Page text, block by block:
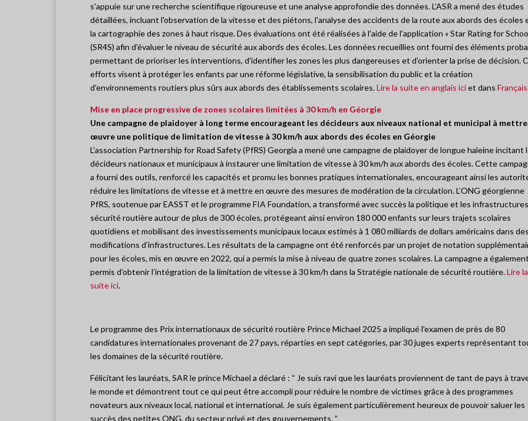
s'appuie sur une recherche scientifique rigoureuse et une analyse approfondie des données. L'ASR a mené des études
détaillées, incluant l'observation de la vitesse et des piétons, l'analyse des accidents de la route aux abords des écoles
la cartographie des zones à haut risque. Des évaluations ont été réalisées à l'aide de l'application « Star Rating for
(SR4S) afin d'évaluer le niveau de sécurité aux abords des écoles. Les données recueillies ont fourni des éléments
permettant de prioriser les interventions, d'identifier les zones les plus dangereuses et d'orienter la prise de décision.
efforts visent à protéger les enfants par une réforme législative, la sensibilisation du public et la création
d'environnements routiers plus sûrs aux abords des établissements scolaires.Lire la suite en anglais iciet dans
Mise en place progressive de zones scolaires limitées à 30 km/h en Géorgie
Une campagne de plaidoyer à long terme encourageant les décideurs aux niveaux national et municipal à mettre
œuvre une politique de limitation de vitesse à 30 km/h aux abords des écoles en Géorgie
L’association Partnership for Road Safety (PfRS) Georgia a mené une campagne de plaidoyer de longue haleine incitant
décideurs nationaux et municipaux à instaurer une limitation de vitesse à 30 km/h aux abords des écoles. Cette
a fourni des outils, renforcé les capacités et promu les bonnes pratiques internationales, encourageant ainsi les
réduire les limitations de vitesse et à mettre en œuvre des mesures de modération de la circulation. L’ONG géorgienne
PfRS, soutenue par EASST et le programme FIA Foundation, a transformé avec succès la politique et les
sécurité routière autour de plus de 300 écoles, protégeant ainsi environ 180 000 enfants sur leurs trajets scolaires
quotidiens et mobilisant des investissements municipaux locaux estimés à 1 080 milliards de dollars américains dans des
modifications d’infrastructures. Les résultats de la campagne ont été renforcés par un projet de notation
pour les écoles, mis en œuvre en 2022, qui a permis la mise à niveau de quatre zones scolaires. La campagne a également
permis d’obtenir l’intégration de la limitation de vitesse à 30 km/h dans la Stratégie nationale de sécurité routière.Lire la
suite ici.
Le programme des Prix internationaux de sécurité routière Prince Michael 2025 a impliqué l'examen de près de 80
candidatures internationales provenant de 27 pays, réparties en sept catégories, par 30 juges experts représentant
les domaines de la sécurité routière.
Félicitant les lauréats, SAR le prince Michael a déclaré : “ Je suis ravi que les lauréats proviennent de tant de pays à
le monde et démontrent tout ce qui peut être accompli pour réduire le nombre de victimes grâce à des programmes
novateurs aux niveaux local, national et international. Je suis également particulièrement heureux de pouvoir saluer les
succès des petites ONG, du secteur privé et des gouvernements. ”